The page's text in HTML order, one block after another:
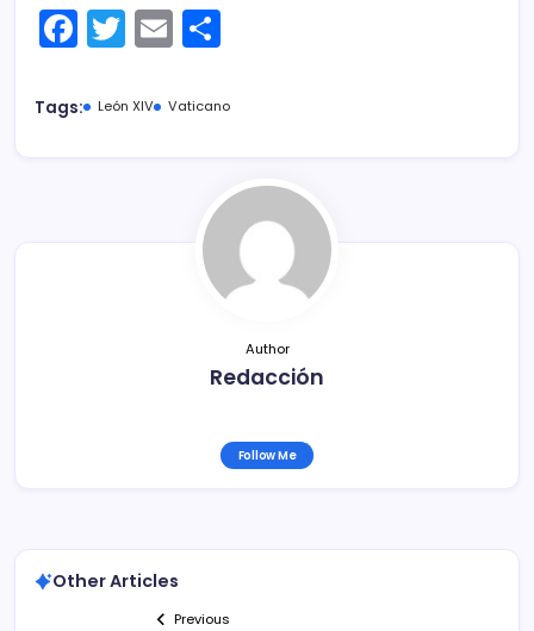
F
a
c
T
w
itt
E
m
ai m
ar
tir
Tags: León XIV Vaticano
Author
Redacción
Follow Me
Other Articles
Previous